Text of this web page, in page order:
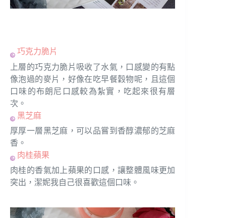
巧克力脆片
上層的巧克力脆片吸收了水氣，口感變的有點
像泡過的麥片，好像在吃早餐穀物呢，且這個
口味的布朗尼口感較為紮實，吃起來很有層
次。
黑芝麻
厚厚一層黑芝麻，可以品嘗到香醇濃郁的芝麻
香。
肉桂蘋果
肉桂的香氣加上蘋果的口感，讓整體風味更加
突出，潔妮我自己很喜歡這個口味。